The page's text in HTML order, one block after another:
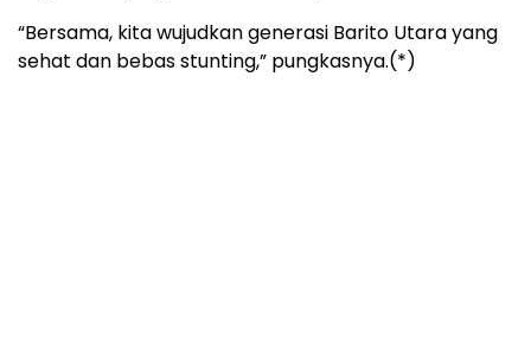
“Bersama, kita wujudkan generasi Barito Utara yang
sehat dan bebas stunting,” pungkasnya.(*)